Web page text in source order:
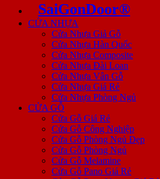
SaiGonDoor®
CỬA NHỰA
Cửa Nhựa Giả Gỗ
Cửa Nhựa Hàn Quốc
Cửa Nhựa Composite
Cửa Nhựa Đài Loan
Cửa Nhựa Vân Gỗ
Cửa Nhựa Giá Rẻ
Cửa Nhựa Phòng Ngủ
CỬA GỖ
Cửa Gỗ Giá Rẻ
Cửa Gỗ Công Nghiệp
Cửa Gỗ Phòng Ngủ Đẹp
Cửa Gỗ Phòng Ngủ
Cửa Gỗ Melamine
Cửa Gỗ Pano Giá Rẻ